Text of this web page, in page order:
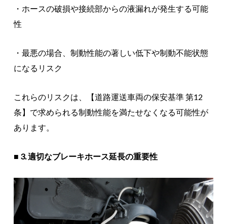
・ホースの破損や接続部からの液漏れが発生する可能
性
・最悪の場合、制動性能の著しい低下や制動不能状態
になるリスク
これらのリスクは、【道路運送車両の保安基準 第12
条】で求められる制動性能を満たせなくなる可能性が
あります。
■ 3. 適切なブレーキホース延長の重要性